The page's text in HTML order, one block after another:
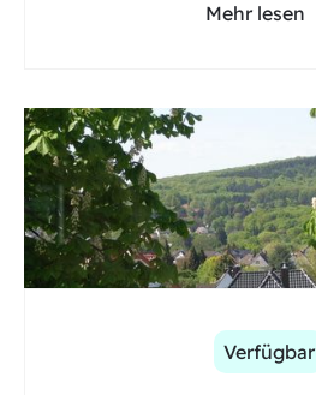
Mehr lesen
Verfügbar